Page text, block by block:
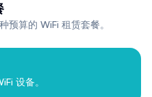
预算的 WiFi 租赁套餐。
设备。